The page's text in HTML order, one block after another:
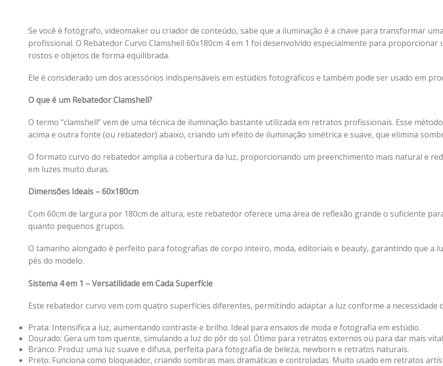
Se você é fotógrafo, videomaker ou criador de conteúdo, sabe que a iluminação é a chave para transformar
profissional. O Rebatedor Curvo Clamshell 60x180cm 4 em 1 foi desenvolvido especialmente para
rostos e objetos de forma equilibrada.
Ele é considerado um dos acessórios indispensáveis em estúdios fotográficos e também pode ser usado em
O que é um Rebatedor Clamshell?
O termo “clamshell” vem de uma técnica de iluminação bastante utilizada em retratos profissionais. Esse
acima e outra fonte (ou rebatedor) abaixo, criando um efeito de iluminação simétrica e suave, que elimina
O formato curvo do rebatedor amplia a cobertura da luz, proporcionando um preenchimento mais natural e
em luzes muito duras.
Dimensões Ideais – 60x180cm
Com 60cm de largura por 180cm de altura, este rebatedor oferece uma área de reflexão grande o suficiente
quanto pequenos grupos.
O tamanho alongado é perfeito para fotografias de corpo inteiro, moda, editoriais e beauty, garantindo que a
pés do modelo.
Sistema 4 em 1 – Versatilidade em Cada Superfície
Este rebatedor curvo vem com quatro superfícies diferentes, permitindo adaptar a luz conforme a necessidade
Prata: Intensifica a luz, aumentando contraste e brilho. Ideal para ensaios de moda e fotografia em estúdio.
Dourado: Gera um tom quente, simulando a luz do pôr do sol. Ótimo para retratos externos ou para dar mais
Branco: Produz uma luz suave e difusa, perfeita para fotografia de beleza, newborn e retratos naturais.
Preto: Funciona como bloqueador, criando sombras mais dramáticas e controladas. Muito usado em retratos